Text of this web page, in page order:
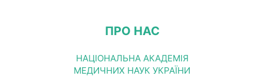
ПРО НАС
НАЦІОНАЛЬНА АКАДЕМІЯ
МЕДИЧНИХ НАУК УКРАЇНИ